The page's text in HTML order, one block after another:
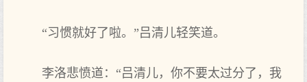
“习惯就好了啦。”吕清儿轻笑道。
李洛悲愤道：“吕清儿，你不要太过分了，我